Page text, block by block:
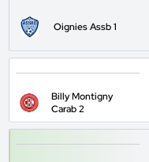
Oignies Assb 1
Billy Montigny
Carab 2